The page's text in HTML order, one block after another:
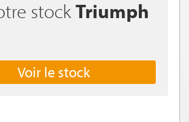
stock Triumph
Voir le stock